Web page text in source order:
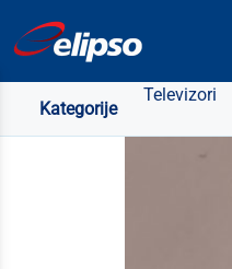
Kategorije
Televizori